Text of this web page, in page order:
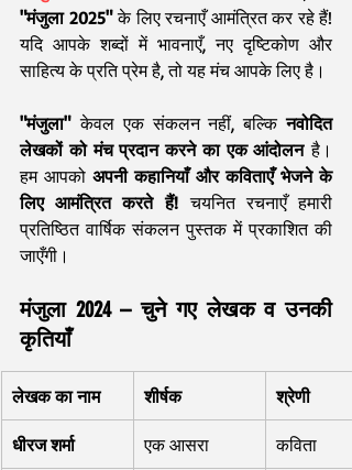
"मंजुला 2025" के लिए रचनाएँ आमंत्रित कर रहे हैं!
यदि आपके शब्दों में भावनाएँ, नए दृष्टिकोण और
साहित्य के प्रति प्रेम है, तो यह मंच आपके लिए है।
"मंजुला" केवल एक संकलन नहीं, बल्कि नवोदित
लेखकों को मंच प्रदान करने का एक आंदोलन है।
हम आपको अपनी कहानियाँ और कविताएँ भेजने के
लिए आमंत्रित करते हैं! चयनित रचनाएँ हमारी
प्रतिष्ठित वार्षिक संकलन पुस्तक में प्रकाशित की
जाएँगी।
मंजुला 2024 – चुने गए लेखक व उनकी
कृतियाँ
लेखक का नाम शीर्षक श्रेणी
धीरज शर्मा एक आसरा कविता